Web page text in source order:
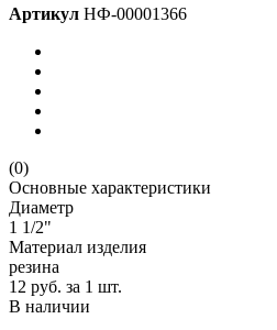
Артикул НФ-00001366
(0)
Основные характеристики
Диаметр
1 1/2"
Материал изделия
резина
12 руб. за 1 шт.
В наличии